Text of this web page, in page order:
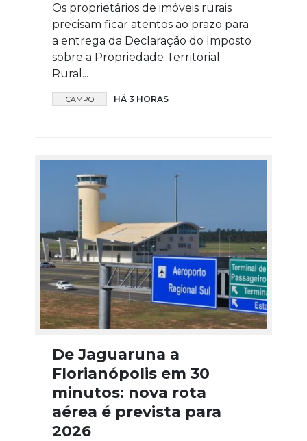
Os proprietários de imóveis rurais
precisam ficar atentos ao prazo para
a entrega da Declaração do Imposto
sobre a Propriedade Territorial
Rural...
CAMPO HÁ 3 HORAS
De Jaguaruna a
Florianópolis em 30
minutos: nova rota
aérea é prevista para
2026